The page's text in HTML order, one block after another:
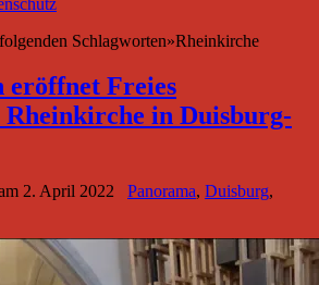
Schlagworten»Rheinkirche
eröffnet Freies
in Duisburg-
2. April 2022 Panorama, Duisburg,